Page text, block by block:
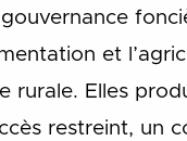
et
rurale. Elles
restreint, un